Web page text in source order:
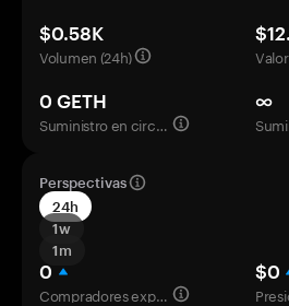
$0.58K
Volumen (24h)
0 GETH
Suministro en circulación
∞
Perspectivas
24h
1w
1m
0
Compradores experimentados
$0